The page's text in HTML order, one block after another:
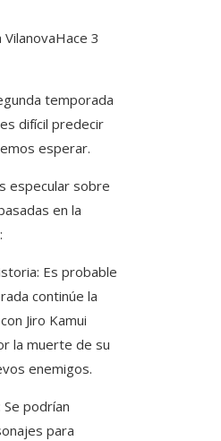
VilanovaHace 3
temporada
difícil predecir
esperar.
especular sobre
en la
Es probable
continúe la
Jiro Kamui
la muerte de su
enemigos.
podrían
para